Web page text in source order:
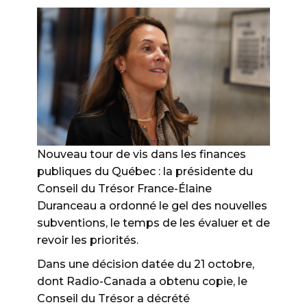
Nouveau tour de vis dans les finances
publiques du Québec : la présidente du
Conseil du Trésor France-Élaine
Duranceau a ordonné le gel des nouvelles
subventions, le temps de les évaluer et de
revoir les priorités.
Dans une décision datée du 21 octobre,
dont Radio-Canada a obtenu copie, le
Conseil du Trésor a décrété